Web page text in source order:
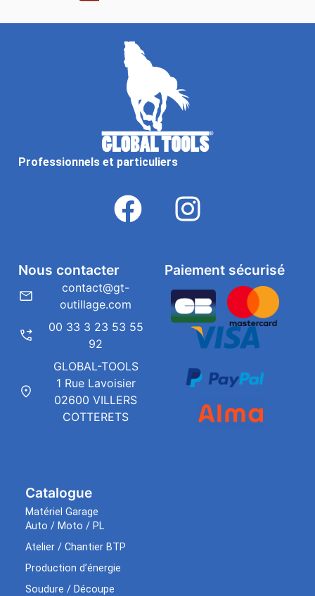
Professionnels et particuliers
Catalogue
Matériel Garage
Auto / Moto / PL
Atelier / Chantier BTP
Production d’énergie
Soudure / Découpe
Paiement sécurisé
Nous contacter
contact@gt-
outillage.com
00 33 3 23 53 55
92
GLOBAL-TOOLS
1 Rue Lavoisier
02600 VILLERS
COTTERETS